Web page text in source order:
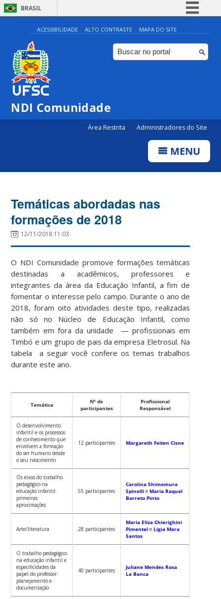
BRASIL
Simplifique!
Comunica BR
Participe
ACESSIBILIDADE ALTO CONTRASTE MAPA DO SITE
NDI Comunidade
Área Restrita Administradores do Site
MENU
Temáticas abordadas nas
formações de 2018
12/11/2018 11:03
O NDI Comunidade promove formações temáticas
destinadas a acadêmicos, professores e
integrantes da área da Educação Infantil, a fim de
fomentar o interesse pelo campo. Durante o ano de
2018, foram oito atividades deste tipo, realizadas
não só no Núcleo de Educação Infantil, como
também em fora da unidade — profissionais em
Timbó e um grupo de pais da empresa Eletrosul. Na
tabela a seguir você confere os temas trabalhos
durante este ano.
Temática
Nº de
participantes
Profissional
Responsável
O desenvolvimento
infantil e os processos
de conhecimento que
envolvem a formação
do ser humano desde
o seu nascimento
12 participantes Margareth Feiten Cisne
Os eixos do trabalho
pedagógico na
educação infantil:
primeiras
aproximações
55 participantes
Carolina Shimomura
Spinelli eMaria Raquel
Barreto Pinto
Arte/literatura 28 participantes
Maria Eliza Chierighini
Pimentel eLigia Mara
Santos
O trabalho pedagógico
na educação infantil e
especificidades da
papel do professor:
planejamento e
documentação
40 participantes
Juliane Mendes Rosa
La Banca